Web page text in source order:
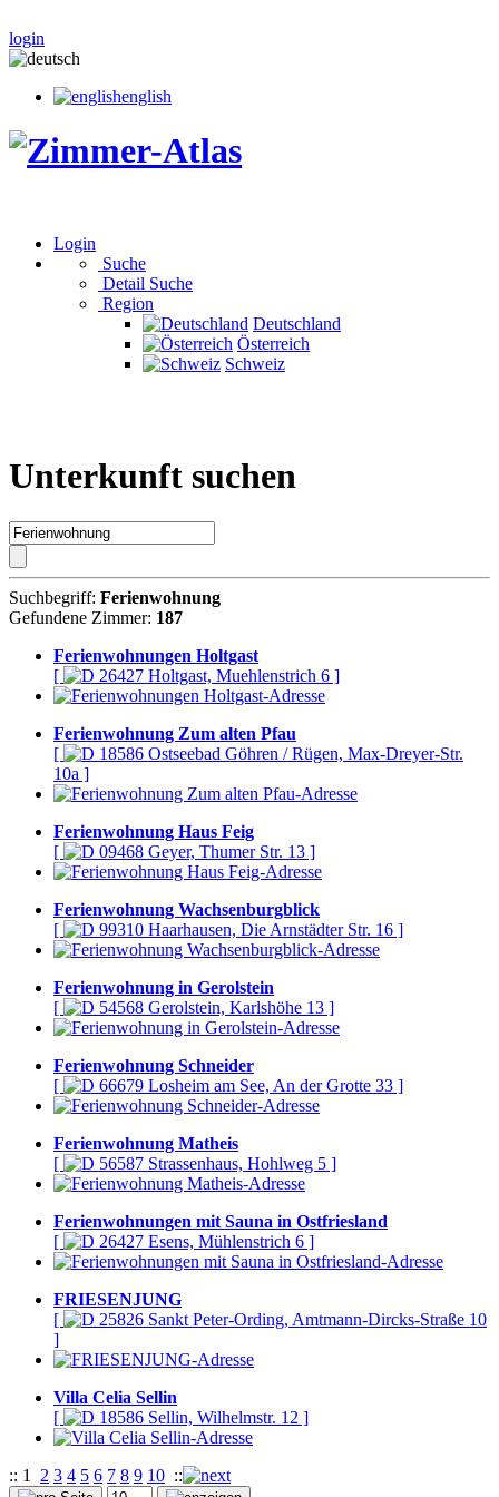
login
english
Login
Suche
Detail Suche
Region
Deutschland
Österreich
Schweiz
Unterkunft suchen
Suchbegriff: Ferienwohnung
Gefundene Zimmer: 187
Ferienwohnungen Holtgast
[
26427 Holtgast, Muehlenstrich 6 ]
Ferienwohnung Zum alten Pfau
[
18586 Ostseebad Göhren / Rügen, Max-Dreyer-Str.
10a ]
Ferienwohnung Haus Feig
[
09468 Geyer, Thumer Str. 13 ]
Ferienwohnung Wachsenburgblick
[
99310 Haarhausen, Die Arnstädter Str. 16 ]
Ferienwohnung in Gerolstein
[
54568 Gerolstein, Karlshöhe 13 ]
Ferienwohnung Schneider
[
66679 Losheim am See, An der Grotte 33 ]
Ferienwohnung Matheis
[
56587 Strassenhaus, Hohlweg 5 ]
Ferienwohnungen mit Sauna in Ostfriesland
[
26427 Esens, Mühlenstrich 6 ]
FRIESENJUNG
[
25826 Sankt Peter-Ording, Amtmann-Dircks-Straße 10
]
Villa Celia Sellin
[
18586 Sellin, Wilhelmstr. 12 ]
:: 1 2 3 4 5 6 7 8 9 10 ::